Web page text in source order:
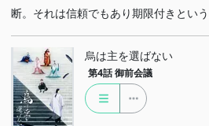
断。それは信頼でもあり期限付きという
烏は主を選ばない
第4話 御前会議